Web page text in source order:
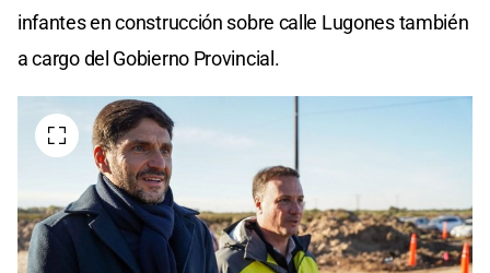
infantes en construcción sobre calle Lugones también
a cargo del Gobierno Provincial.